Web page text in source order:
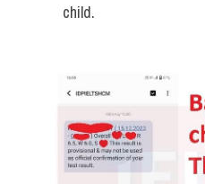
child.